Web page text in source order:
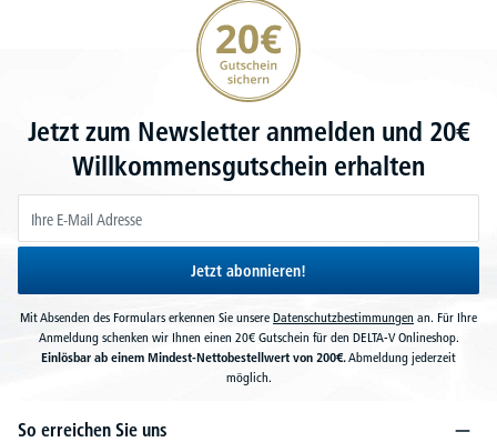
20€ Gutschein sichern
Jetzt zum Newsletter anmelden und 20€
Willkommensgutschein erhalten
Jetzt abonnieren!
Mit Absenden des Formulars erkennen Sie unsere Datenschutzbestimmungen an. Für Ihre
Anmeldung schenken wir Ihnen einen 20€ Gutschein für den DELTA-V Onlineshop.
Einlösbar ab einem Mindest-Nettobestellwert von 200€.Abmeldung jederzeit
möglich.
So erreichen Sie uns